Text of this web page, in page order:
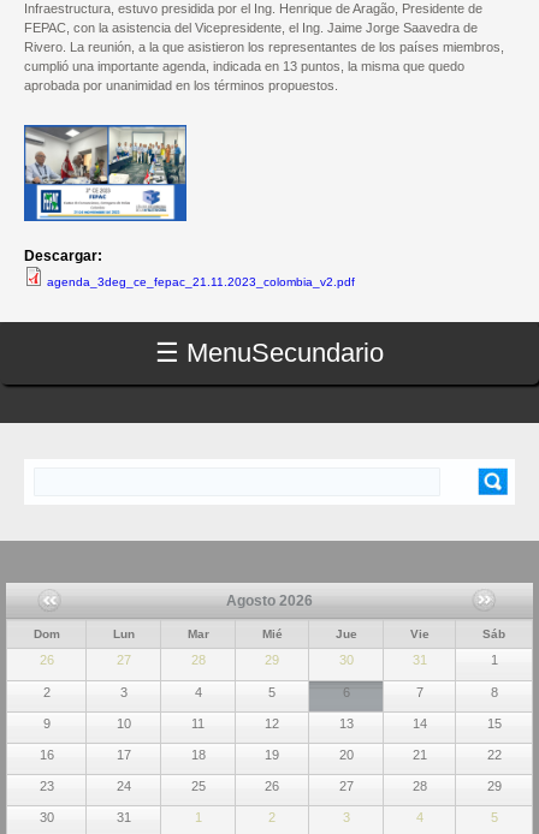
Infraestructura, estuvo presidida por el Ing. Henrique de Aragão, Presidente de
FEPAC, con la asistencia del Vicepresidente, el Ing. Jaime Jorge Saavedra de
Rivero. La reunión, a la que asistieron los representantes de los países miembros,
cumplió una importante agenda, indicada en 13 puntos, la misma que quedo
aprobada por unanimidad en los términos propuestos.
Descargar:
agenda_3deg_ce_fepac_21.11.2023_colombia_v2.pdf
☰ MenuSecundario
Agosto 2026
Dom Lun Mar Mié Jue Vie Sáb
26 27 28 29 30 31 1
2 3 4 5 6 7 8
9 10 11 12 13 14 15
16 17 18 19 20 21 22
23 24 25 26 27 28 29
30 31 1 2 3 4 5